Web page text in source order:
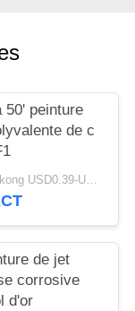
50' peinture
de c
FOB Hongkong USD0.39-USD0.59 per piece MOQ:12000pcs/500ctns
de jet
corrosive
d'or